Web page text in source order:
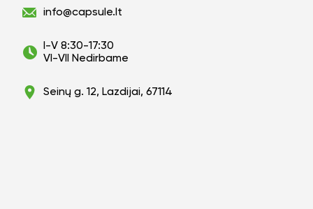
info@capsule.lt
I-V 8:30-17:30
VI-VII Nedirbame
Seinų g. 12, Lazdijai, 67114